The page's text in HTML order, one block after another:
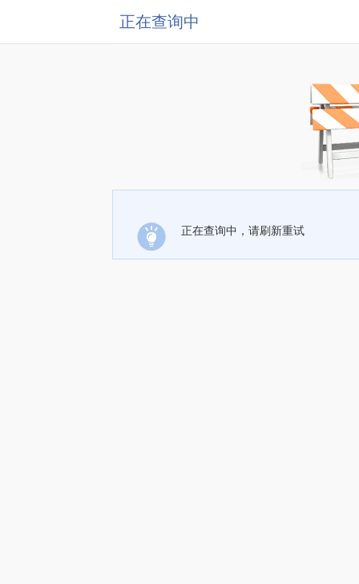
正在查询中
正在查询中，请刷新重试